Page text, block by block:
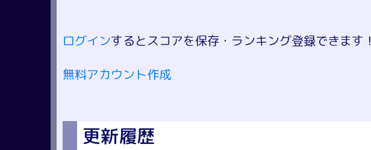
ログインするとスコアを保存・ランキング登録できます！
無料アカウント作成
更新履歴